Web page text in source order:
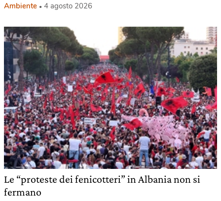
Ambiente 4 agosto 2026
Le “proteste dei fenicotteri” in Albania non si
fermano